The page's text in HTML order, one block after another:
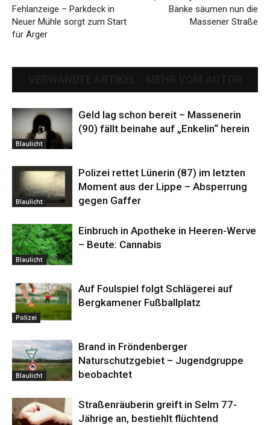
Fehlanzeige – Parkdeck in
Neuer Mühle sorgt zum Start
für Ärger
Bänke säumen nun die
Massener Straße
Blaulicht
Geld lag schon bereit – Massenerin
(90) fällt beinahe auf „Enkelin“ herein
Blaulicht
Polizei rettet Lünerin (87) im letzten
Moment aus der Lippe – Absperrung
gegen Gaffer
Blaulicht
Einbruch in Apotheke in Heeren-Werve
– Beute: Cannabis
Polizei
Auf Foulspiel folgt Schlägerei auf
Bergkamener Fußballplatz
Blaulicht
Brand in Fröndenberger
Naturschutzgebiet – Jugendgruppe
beobachtet
Straßenräuberin greift in Selm 77-
Jährige an, bestiehlt flüchtend